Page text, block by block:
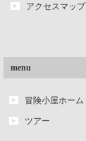
アクセスマップ
menu
冒険小屋ホーム
ツアー